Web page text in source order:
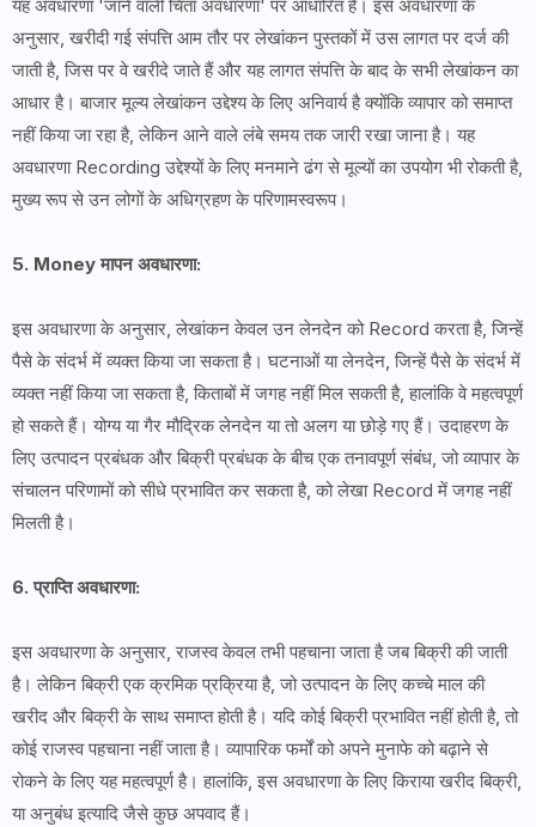
यह अवधारणा 'जाने वाली चिंता अवधारणा' पर आधारित है। इस अवधारणा के
अनुसार, खरीदी गई संपत्ति आम तौर पर लेखांकन पुस्तकों में उस लागत पर दर्ज की
जाती है, जिस पर वे खरीदे जाते हैं और यह लागत संपत्ति के बाद के सभी लेखांकन का
आधार है। बाजार मूल्य लेखांकन उद्देश्य के लिए अनिवार्य है क्योंकि व्यापार को समाप्त
नहीं किया जा रहा है, लेकिन आने वाले लंबे समय तक जारी रखा जाना है। यह
अवधारणा Recording उद्देश्यों के लिए मनमाने ढंग से मूल्यों का उपयोग भी रोकती है,
मुख्य रूप से उन लोगों के अधिग्रहण के परिणामस्वरूप।
5. Money मापन अवधारणा:
इस अवधारणा के अनुसार, लेखांकन केवल उन लेनदेन को Record करता है, जिन्हें
पैसे के संदर्भ में व्यक्त किया जा सकता है। घटनाओं या लेनदेन, जिन्हें पैसे के संदर्भ में
व्यक्त नहीं किया जा सकता है, किताबों में जगह नहीं मिल सकती है, हालांकि वे महत्वपूर्ण
हो सकते हैं। योग्य या गैर मौद्रिक लेनदेन या तो अलग या छोड़े गए हैं। उदाहरण के
लिए उत्पादन प्रबंधक और बिक्री प्रबंधक के बीच एक तनावपूर्ण संबंध, जो व्यापार के
संचालन परिणामों को सीधे प्रभावित कर सकता है, को लेखा Record में जगह नहीं
मिलती है।
6. प्राप्ति अवधारणा:
इस अवधारणा के अनुसार, राजस्व केवल तभी पहचाना जाता है जब बिक्री की जाती
है। लेकिन बिक्री एक क्रमिक प्रक्रिया है, जो उत्पादन के लिए कच्चे माल की
खरीद और बिक्री के साथ समाप्त होती है। यदि कोई बिक्री प्रभावित नहीं होती है, तो
कोई राजस्व पहचाना नहीं जाता है। व्यापारिक फर्मों को अपने मुनाफे को बढ़ाने से
रोकने के लिए यह महत्वपूर्ण है। हालांकि, इस अवधारणा के लिए किराया खरीद बिक्री,
या अनुबंध इत्यादि जैसे कुछ अपवाद हैं।